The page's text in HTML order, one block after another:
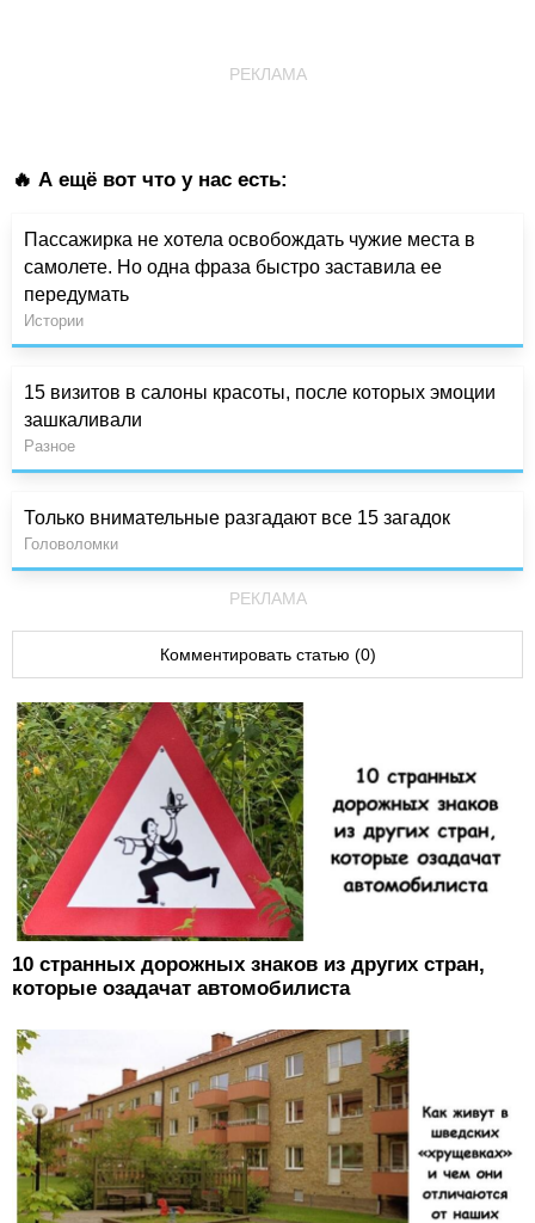
РЕКЛАМА
🔥 А ещё вот что у нас есть:
Пассажирка не хотела освобождать чужие места в
самолете. Но одна фраза быстро заставила ее
передумать
Истории
15 визитов в салоны красоты, после которых эмоции
зашкаливали
Разное
Только внимательные разгадают все 15 загадок
Головоломки
РЕКЛАМА
Комментировать статью (0)
10 странных дорожных знаков из других стран,
которые озадачат автомобилиста